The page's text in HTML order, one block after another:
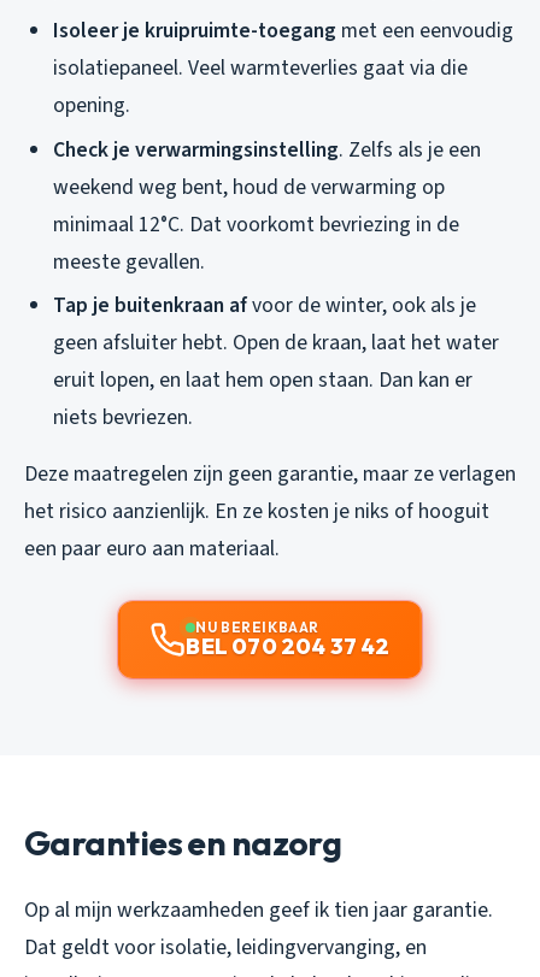
Isoleer je kruipruimte-toegang met een eenvoudig
isolatiepaneel. Veel warmteverlies gaat via die
opening.
Check je verwarmingsinstelling. Zelfs als je een
weekend weg bent, houd de verwarming op
minimaal 12°C. Dat voorkomt bevriezing in de
meeste gevallen.
Tap je buitenkraan afvoor de winter, ook als je
geen afsluiter hebt. Open de kraan, laat het water
eruit lopen, en laat hem open staan. Dan kan er
niets bevriezen.
Deze maatregelen zijn geen garantie, maar ze verlagen
het risico aanzienlijk. En ze kosten je niks of hooguit
een paar euro aan materiaal.
NU BEREIKBAAR
BEL 070 204 37 42
Garanties en nazorg
Op al mijn werkzaamheden geef ik tien jaar garantie.
Dat geldt voor isolatie, leidingvervanging, en